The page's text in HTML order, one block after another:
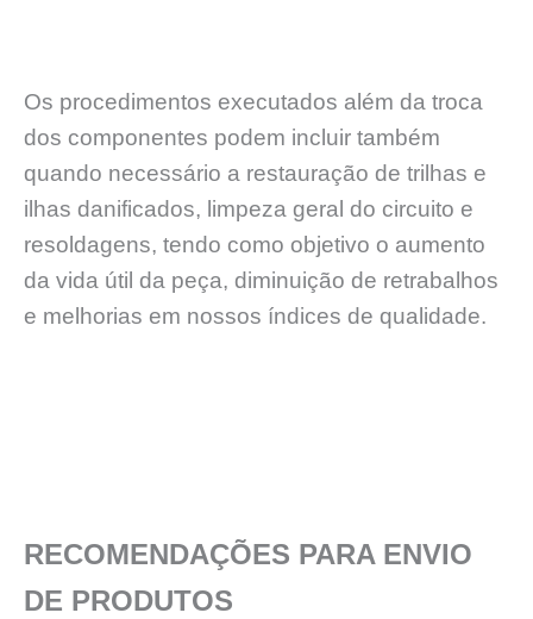
Os procedimentos executados além da troca
dos componentes podem incluir também
quando necessário a restauração de trilhas e
ilhas danificados, limpeza geral do circuito e
resoldagens, tendo como objetivo o aumento
da vida útil da peça, diminuição de retrabalhos
e melhorias em nossos índices de qualidade.
RECOMENDAÇÕES PARA ENVIO
DE PRODUTOS